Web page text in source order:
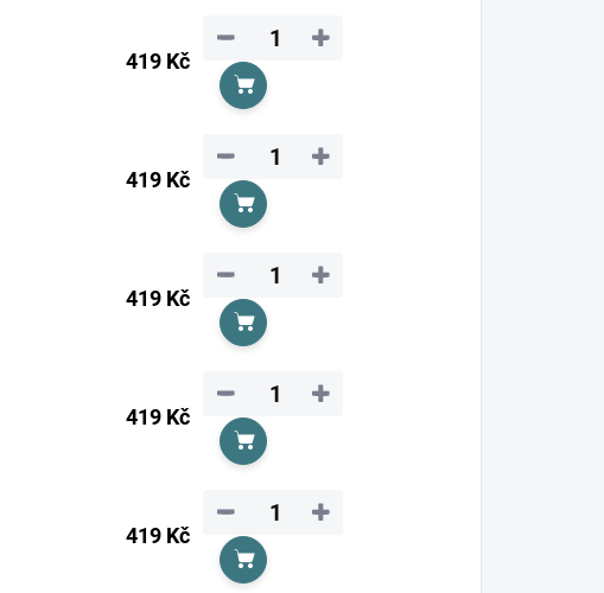
419 Kč
+
−
Do košíku
419 Kč
+
−
Do košíku
419 Kč
+
−
Do košíku
419 Kč
+
−
Do košíku
419 Kč
+
−
Do košíku